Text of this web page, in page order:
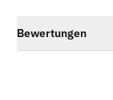
Bewertungen